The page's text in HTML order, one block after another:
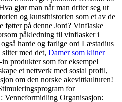
gjør man når man driter seg ut
og kunsthistorien som et av de
føtter på denne Jord? Vinflaske
påkledning til vinflasker i
harde og farlige ord Læstadius
med det, Damer som kliner
in produkter som for eksempel
et nettverk med sosial profil,
om den norske akevittkulturen!
for
Venneformidling Organisasjon: